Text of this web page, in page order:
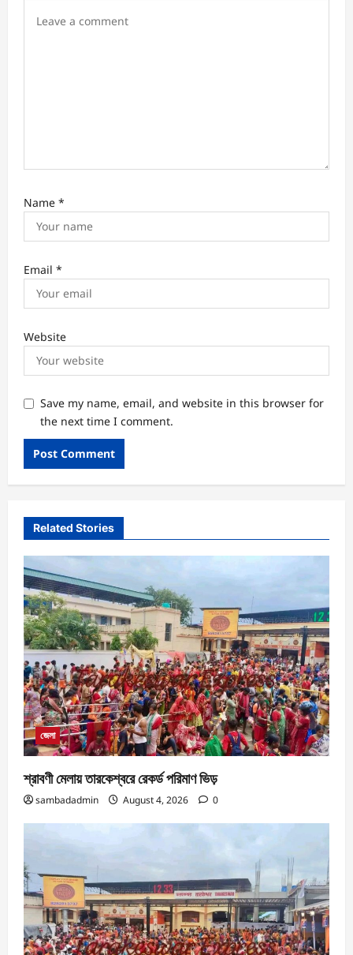
Name *
Email *
Website
Save my name, email, and website in this browser for
the next time I comment.
Related Stories
জেলা
শ্রাবণী মেলায় তারকেশ্বরে রেকর্ড পরিমাণ ভিড়
sambadadmin August 4, 2026 0